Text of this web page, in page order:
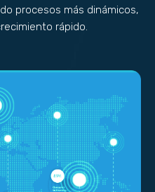
procesos más dinámicos,
rápido.